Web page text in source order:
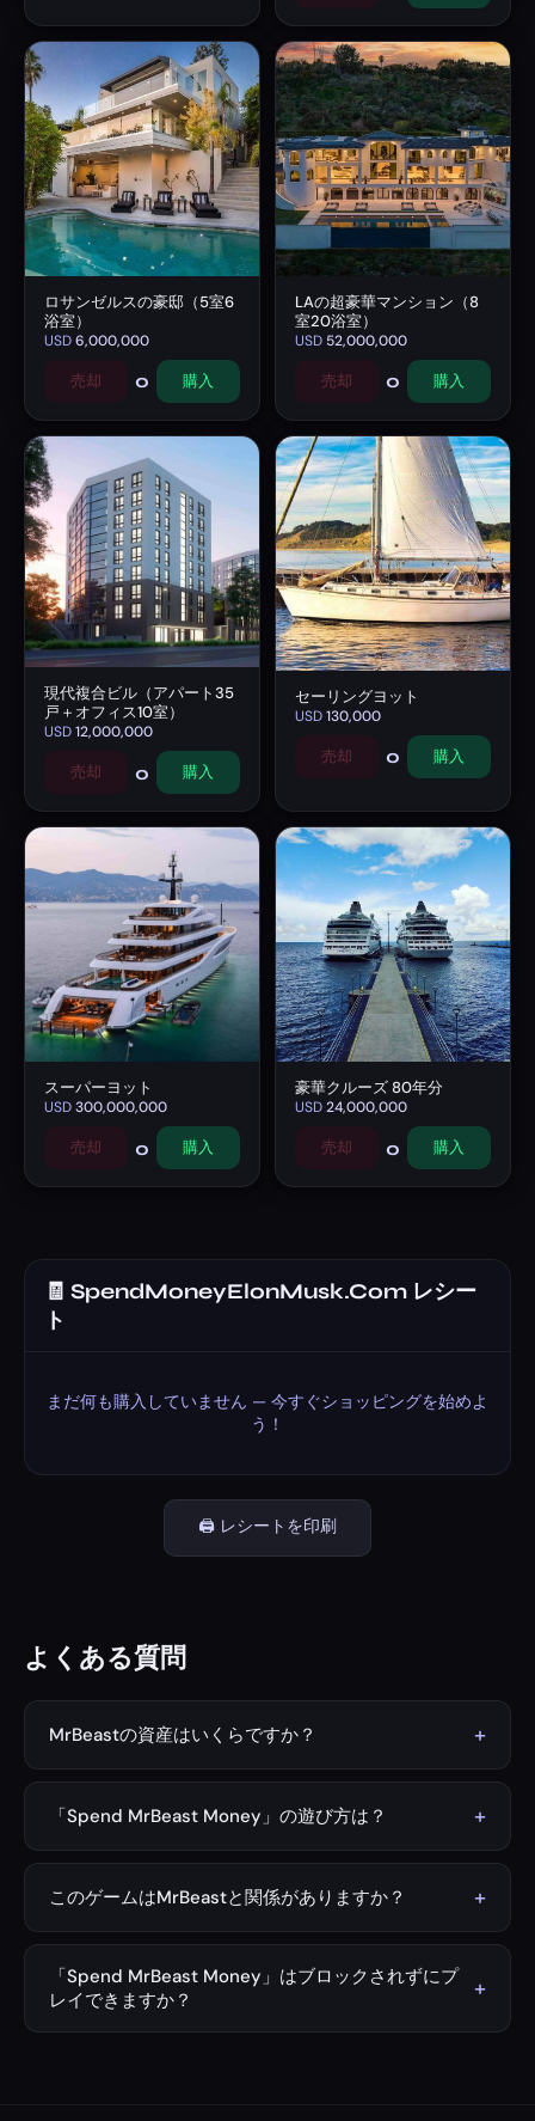
ロサンゼルスの豪邸（5室6
浴室）
USD6,000,000
売却 0 購入
LAの超豪華マンション（8
室20浴室）
USD 52,000,000
売却 0 購入
現代複合ビル（アパート35
戸＋オフィス10室）
USD12,000,000
売却 0 購入
セーリングヨット
USD130,000
売却 0 購入
スーパーヨット
USD300,000,000
売却 0 購入
豪華クルーズ 80年分
USD24,000,000
売却 0 購入
🧾 SpendMoneyElonMusk.Com レシー
ト
まだ何も購入していません — 今すぐショッピングを始めよ
う！
🖨️ レシートを印刷
よくある質問
MrBeastの資産はいくらですか？ +
2026年時点で、MrBeast（ジミー・ドナルドソン）の推
定純資産は約10億米ドルです。資産はYouTubeチャンネ
まざまなブランドとの提携によって築かれています。
「Spend MrBeast Money」の遊び方は？ +
タイマー（初期設定は1分）を設定して「Start」を押し、
欲しいアイテムの「Buy」をクリックしてください。
を押せば返金を受けられます。時間切れになる前に10億ド
ルを使い切れるか挑戦しましょう！
このゲームはMrBeastと関係がありますか？ +
いいえ。このゲームは娯楽目的で制作された非公式のファ
ンメイド作品です。MrBeast（ジミー・ドナルドソン）ま
たは関連団体とは一切関係・提携・承認を受けていませ
「Spend MrBeast Money」はブロックされずにプ
レイできますか？
+